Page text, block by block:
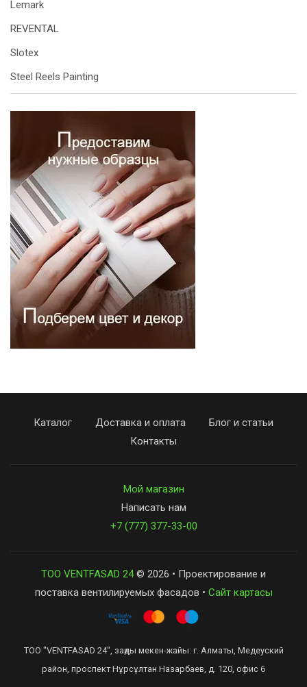
Lemark
REVENTAL
Slotex
Steel Reels Painting
Каталог Доставка и оплата
Блог и статьи
Контакты
Мой магазин
Написать нам
+7 (777) 377-33-00
ТОО VENTFASAD 24© 2026 • Проектирование и
поставка вентилируемых фасадов • Сайт картасы
ТОО "VENTFASAD 24", заңды мекен-жайы: г. Алматы, Медеуский
район, проспект Нұрсұлтан Назарбаев, д. 120, офис 6